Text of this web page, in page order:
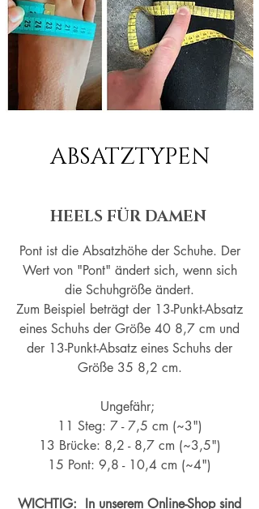
ABSATZTYPEN
HEELS FÜR DAMEN
Pont ist die Absatzhöhe der Schuhe. Der
Wert von "Pont" ändert sich, wenn sich
die Schuhgröße ändert.
Zum Beispiel beträgt der 13-Punkt-Absatz
eines Schuhs der Größe 40 8,7 cm und
der 13-Punkt-Absatz eines Schuhs der
Größe 35 8,2 cm.
Ungefähr;
11 Steg: 7 - 7,5 cm (~3")
13 Brücke: 8,2 - 8,7 cm (~3,5")
15 Pont: 9,8 - 10,4 cm (~4")
WICHTIG: In unserem Online-Shop sind